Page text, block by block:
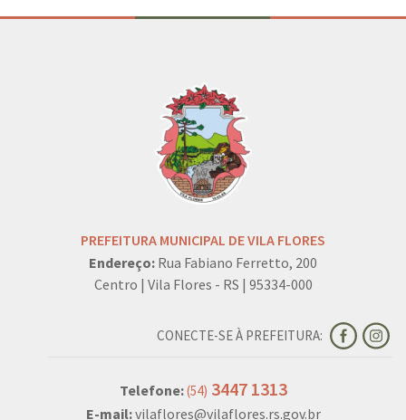
PREFEITURA MUNICIPAL DE VILA FLORES
Endereço: Rua Fabiano Ferretto, 200
Centro | Vila Flores - RS | 95334-000
CONECTE-SE À PREFEITURA:
Telefone:(54) 3447 1313
E-mail:vilaflores@vilaflores.rs.gov.br